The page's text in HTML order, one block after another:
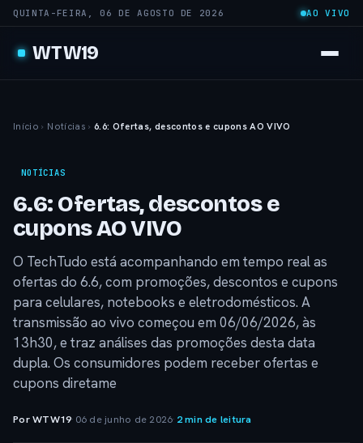
QUINTA-FEIRA, 06 DE AGOSTO DE 2026 AO VIVO
WTW19
Início › Notícias › 6.6: Ofertas, descontos e cupons AO VIVO
NOTÍCIAS
6.6: Ofertas, descontos e
cupons AO VIVO
O TechTudo está acompanhando em tempo real as
ofertas do 6.6, com promoções, descontos e cupons
para celulares, notebooks e eletrodomésticos. A
transmissão ao vivo começou em 06/06/2026, às
13h30, e traz análises das promoções desta data
dupla. Os consumidores podem receber ofertas e
cupons diretame
Por WTW19· 06 de junho de 2026· 2 min de leitura